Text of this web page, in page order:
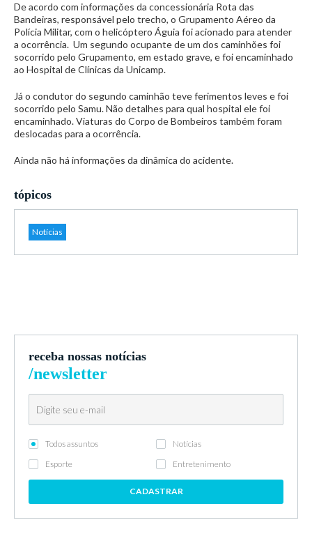
De acordo com informações da concessionária Rota das
Bandeiras, responsável pelo trecho, o Grupamento Aéreo da
Polícia Militar, com o helicóptero Águia foi acionado para atender
a ocorrência. Um segundo ocupante de um dos caminhões foi
socorrido pelo Grupamento, em estado grave, e foi encaminhado
ao Hospital de Clínicas da Unicamp.
Já o condutor do segundo caminhão teve ferimentos leves e foi
socorrido pelo Samu. Não detalhes para qual hospital ele foi
encaminhado. Viaturas do Corpo de Bombeiros também foram
deslocadas para a ocorrência.
Ainda não há informações da dinâmica do acidente.
tópicos
Notícias
receba nossas notícias
/newsletter
Todos assuntos
Notícias
Esporte
Entretenimento
CADASTRAR